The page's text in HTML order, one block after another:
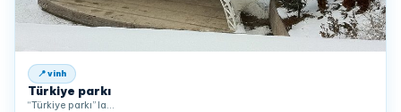
📍 vinh
Türkiye parkı
“Türkiye parkı” la…